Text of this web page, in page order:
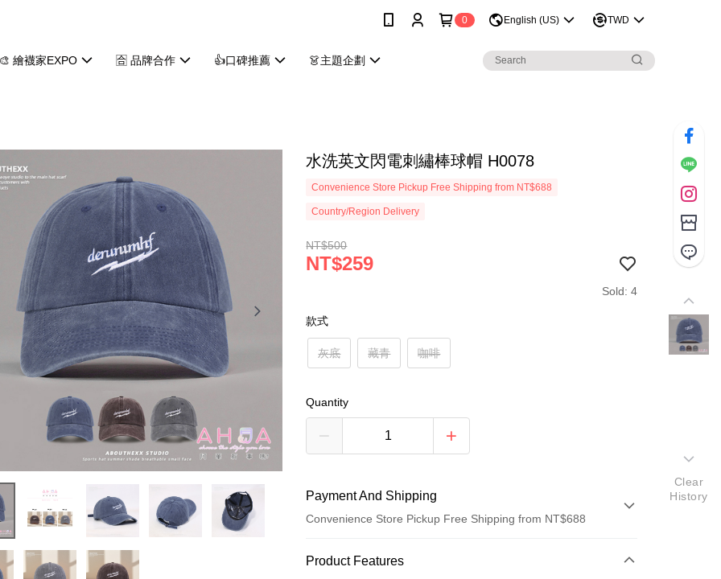
0 English (US) TWD
繪襪家EXPO 🈴 品牌合作 👍口碑推薦 👗主題企劃
水洗英文閃電刺繡棒球帽 H0078
Convenience Store Pickup Free Shipping from NT$688
Country/Region Delivery
NT$500
NT$259
Sold: 4
款式
灰底 藏青 咖啡
Quantity
Payment And Shipping
Convenience Store Pickup Free Shipping from NT$688
Payment Method
Product Features
Clear
History